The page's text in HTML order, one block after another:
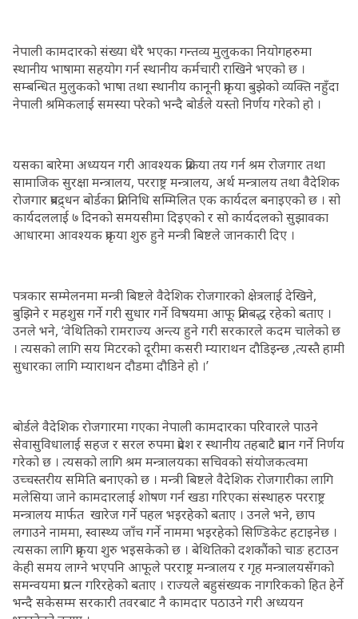
नेपाली कामदारको संख्या धेरै भएका गन्तव्य मुलुकका नियोगहरुमा
स्थानीय भाषामा सहयोग गर्न स्थानीय कर्मचारी राखिने भएको छ ।
सम्बन्धित मुलुकको भाषा तथा स्थानीय कानूनी प्रकृया बुझेको व्यक्ति नहुँदा
नेपाली श्रमिकलाई समस्या परेको भन्दै बोर्डले यस्तो निर्णय गरेको हो ।
यसका बारेमा अध्ययन गरी आवश्यक प्रक्रिया तय गर्न श्रम रोजगार तथा
सामाजिक सुरक्षा मन्त्रालय, परराष्ट्र मन्त्रालय, अर्थ मन्त्रालय तथा वैदेशिक
रोजगार प्रबद्र्धन बोर्डका प्रतिनिधि सम्मिलित एक कार्यदल बनाइएको छ । सो
कार्यदललाई ७ दिनको समयसीमा दिइएको र सो कार्यदलको सुझावका
आधारमा आवश्यक प्रकृया शुरु हुने मन्त्री बिष्टले जानकारी दिए ।
पत्रकार सम्मेलनमा मन्त्री बिष्टले वैदेशिक रोजगारको क्षेत्रलाई देखिने,
बुझिने र महशुस गर्ने गरी सुधार गर्ने विषयमा आफू प्रतिबद्ध रहेको बताए ।
उनले भने, ‘वेथितिको रामराज्य अन्त्य हुने गरी सरकारले कदम चालेको छ
। त्यसको लागि सय मिटरको दूरीमा कसरी म्याराथन दौडिइन्छ ,त्यस्तै हामी
सुधारका लागि म्याराथन दौडमा दौडिने हो ।’
बोर्डले वैदेशिक रोजगारमा गएका नेपाली कामदारका परिवारले पाउने
सेवासुविधालाई सहज र सरल रुपमा प्रदेश र स्थानीय तहबाटै प्रदान गर्ने निर्णय
गरेको छ । त्यसको लागि श्रम मन्त्रालयका सचिवको संयोजकत्वमा
उच्चस्तरीय समिति बनाएको छ । मन्त्री बिष्टले वैदेशिक रोजगारीका लागि
मलेसिया जाने कामदारलाई शोषण गर्न खडा गरिएका संस्थाहरु परराष्ट्र
मन्त्रालय मार्फत खारेज गर्ने पहल भइरहेको बताए । उनले भने, छाप
लगाउने नाममा, स्वास्थ्य जाँच गर्ने नाममा भइरहेको सिण्डिकेट हटाइनेछ ।
त्यसका लागि प्रकृया शुरु भइसकेको छ । बेथितिको दशकौंको चाङ हटाउन
केही समय लाग्ने भएपनि आफूले परराष्ट्र मन्त्रालय र गृह मन्त्रालयसँगको
समन्वयमा प्रयत्न गरिरहेको बताए । राज्यले बहुसंख्यक नागरिकको हित हेर्ने
भन्दै सकेसम्म सरकारी तवरबाट नै कामदार पठाउने गरी अध्ययन